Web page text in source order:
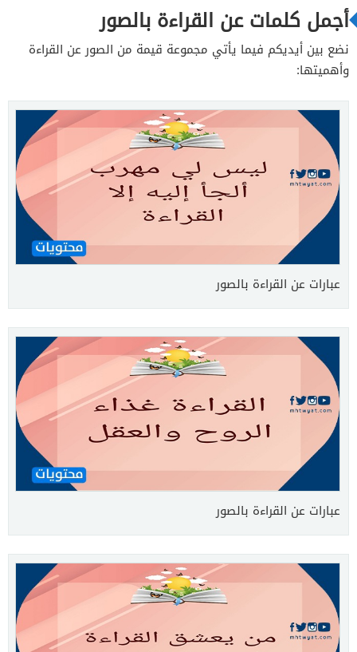
أجمل كلمات عن القراءة بالصور
نضع بين أيديكم فيما يأتي مجموعة قيمة من الصور عن القراءة
وأهميتها:
عبارات عن القراءة بالصور
عبارات عن القراءة بالصور